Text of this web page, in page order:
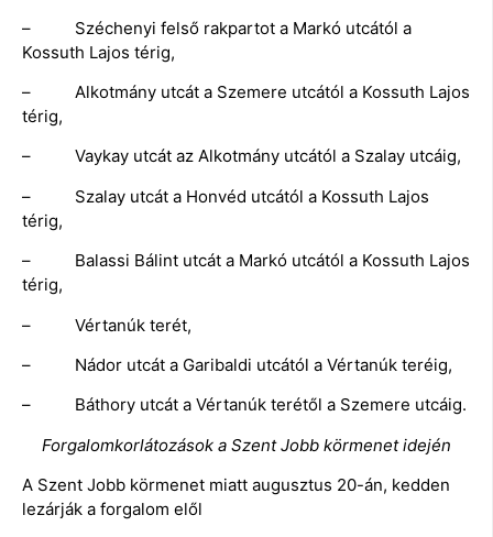
– Széchenyi felső rakpartot a Markó utcától a
Kossuth Lajos térig,
– Alkotmány utcát a Szemere utcától a Kossuth Lajos
térig,
– Vaykay utcát az Alkotmány utcától a Szalay utcáig,
– Szalay utcát a Honvéd utcától a Kossuth Lajos
térig,
– Balassi Bálint utcát a Markó utcától a Kossuth Lajos
térig,
– Vértanúk terét,
– Nádor utcát a Garibaldi utcától a Vértanúk teréig,
– Báthory utcát a Vértanúk terétől a Szemere utcáig.
Forgalomkorlátozások a Szent Jobb körmenet idején
A Szent Jobb körmenet miatt augusztus 20-án, kedden
lezárják a forgalom elől